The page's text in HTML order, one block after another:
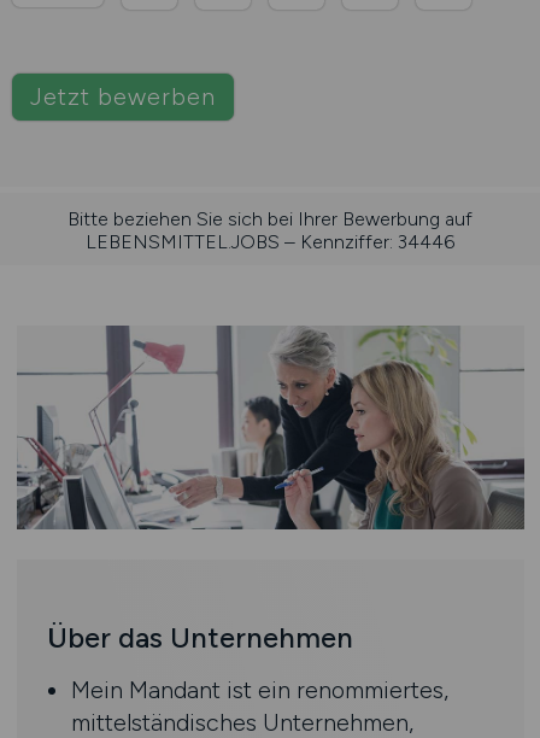
Jetzt bewerben
Bitte beziehen Sie sich bei Ihrer Bewerbung auf
LEBENSMITTEL.JOBS – Kennziffer: 34446
Über das Unternehmen
Mein Mandant ist ein renommiertes,
mittelständisches Unternehmen,